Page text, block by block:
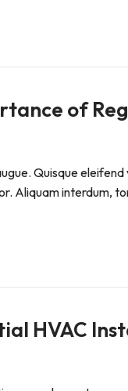
of
Quisque
Aliquam interdum,
HVAC